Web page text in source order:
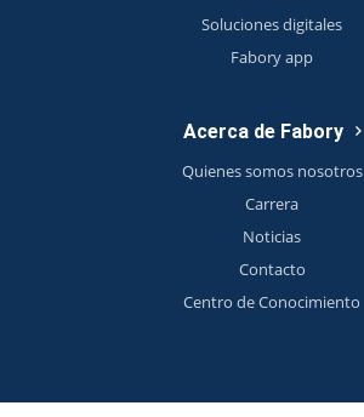
Soluciones digitales
Fabory app
Acerca de Fabory
Quienes somos nosotros
Carrera
Noticias
Contacto
Centro de Conocimiento